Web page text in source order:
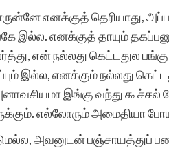
எனக்குத் தெரியாது,
இல்ல. எனக்குத் தாயும்
என் நல்லது கெட்டதுல
இல்ல, எனக்கும் நல்லது
இங்கு வந்து கூச்சல்
எல்லோரும் அமைதியா
அவனுடன் பஞ்சாயத்துப்